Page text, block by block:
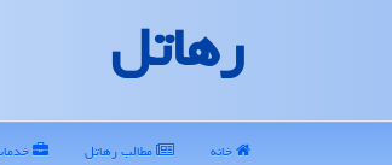
رهاتل
خانه مطالب رهاتل